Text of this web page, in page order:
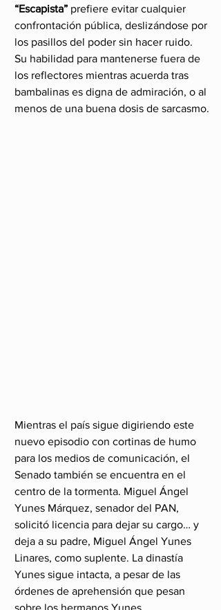
“Escapista” prefiere evitar cualquier
confrontación pública, deslizándose por
los pasillos del poder sin hacer ruido.
Su habilidad para mantenerse fuera de
los reflectores mientras acuerda tras
bambalinas es digna de admiración, o al
menos de una buena dosis de sarcasmo.
Mientras el país sigue digiriendo este
nuevo episodio con cortinas de humo
para los medios de comunicación, el
Senado también se encuentra en el
centro de la tormenta. Miguel Ángel
Yunes Márquez, senador del PAN,
solicitó licencia para dejar su cargo… y
deja a su padre, Miguel Ángel Yunes
Linares, como suplente. La dinastía
Yunes sigue intacta, a pesar de las
órdenes de aprehensión que pesan
sobre los hermanos Yunes.